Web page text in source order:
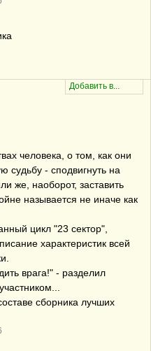
человека, о том, как они
судьбу - сподвигнуть на
же, наоборот, заставить
называется не иначе как
цикл "23 сектор",
характеристик всей
врага!" - разделил
сборника лучших